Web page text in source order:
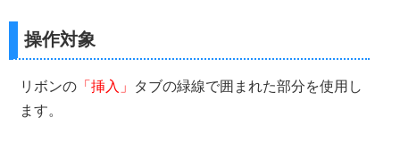
操作対象
リボンの 「挿入」
タブの緑線で囲まれた部分を使用し
ます。